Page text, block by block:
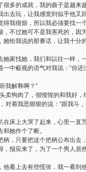
多的成就，我的曲子是越来
去玩，让我感觉到似乎他又
我很烦，所以我必须要找一
不过她可不是我害死的，因
给我说的那番话，让我十分
家找她，我们和以往一样，
中藐视的语气对我说：“你
我解释啊？”
狗肉了，假惺惺的和我好，
对着我恶狠狠的说：“跟我斗
床上大哭了起来，心里一直
她作个了断。
，只要把这个把柄公布出去
报应来了，为了一个男人居
看上去有些慌张，我一看到